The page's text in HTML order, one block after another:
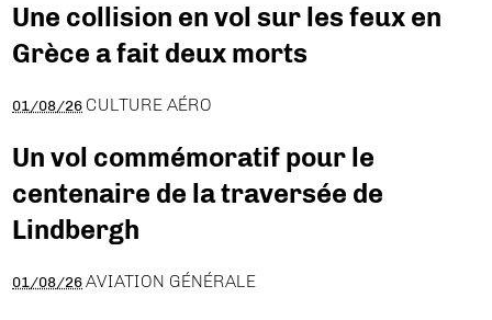
Une collision en vol sur les feux en
Grèce a fait deux morts
01/08/26 CULTURE AÉRO
Un vol commémoratif pour le
centenaire de la traversée de
Lindbergh
01/08/26 AVIATION GÉNÉRALE